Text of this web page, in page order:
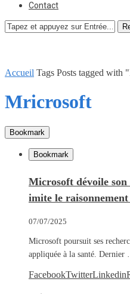
Contact
Accueil Tags Posts tagged with
Mricrosoft
Bookmark
Bookmark
Microsoft dévoile
imite le
07/07/2025
Microsoft poursuit ses
appliquée à la santé. Dernier
FacebookTwitterLinkedin